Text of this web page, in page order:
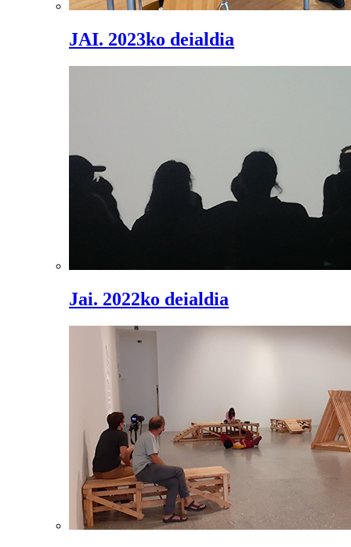
JAI. 2023ko deialdia
Jai. 2022ko deialdia